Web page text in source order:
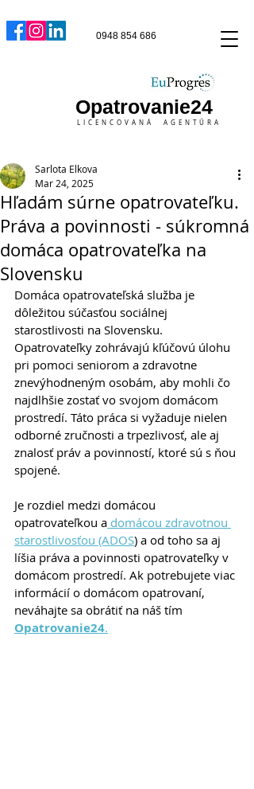
Opatrovanie24
LICENCOVANÁ AGENTÚRA
0948 854 686
Hľadám súrne opatrovateľku.
Práva a povinnosti - súkromná
domáca opatrovateľka na
Slovensku
Sarlota Elkova
Mar 24, 2025
Domáca opatrovateľská služba je
dôležitou súčasťou sociálnej
starostlivosti na Slovensku.
Opatrovateľky zohrávajú kľúčovú úlohu
pri pomoci seniorom a zdravotne
znevýhodneným osobám, aby mohli čo
najdlhšie zostať vo svojom domácom
prostredí. Táto práca si vyžaduje nielen
odborné zručnosti a trpezlivosť, ale aj
znalosť práv a povinností, ktoré sú s ňou
spojené.
Je rozdiel medzi domácou
opatrovateľkou a domácou zdravotnou
starostlivosťou (ADOS) a od toho sa aj
líšia práva a povinnosti opatrovateľky v
domácom prostredí. Ak potrebujete viac
informácií o domácom opatrovaní,
neváhajte sa obrátiť na náš tím
Opatrovanie24.